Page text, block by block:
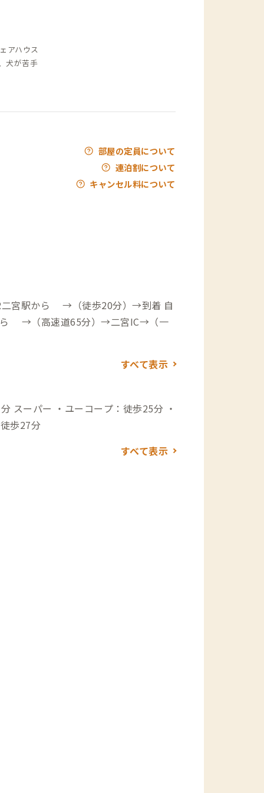
アハウス
犬が苦手
部屋の定員について
連泊割について
キャンセル料について
宮駅から →（徒歩20分）→到着 自
ら →（高速道65分）→二宮IC→（一
すべて表示
・
歩27分
すべて表示